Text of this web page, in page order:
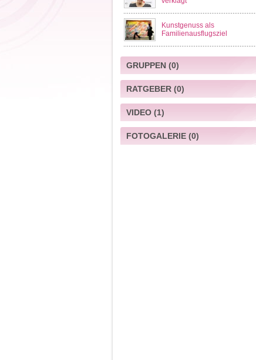
Kunstgenuss als
Familienausflugsziel
GRUPPEN(0)
RATGEBER(0)
VIDEO(1)
Im "AnDo" am Yppenplatz
FOTOGALERIE(0)